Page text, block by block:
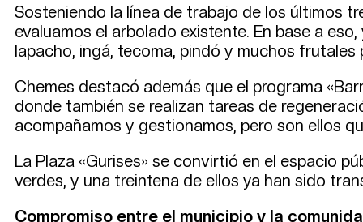
Sosteniendo la línea de trabajo de los últimos
evaluamos el arbolado existente. En base a
lapacho, ingá, tecoma, pindó y muchos frutales
Chemes destacó además que el programa
donde también se realizan tareas de
acompañamos y gestionamos, pero son ellos
La Plaza «Gurises» se convirtió en el espacio
verdes, y una treintena de ellos ya han sido
Compromiso entre el municipio y la